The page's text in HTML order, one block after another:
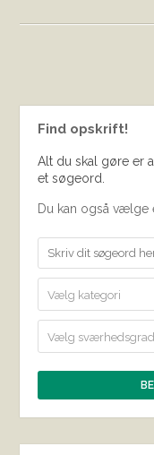
Find opskrift!
Alt du skal gøre er
et søgeord.
Du kan også vælge
Vælg kategori
Vælg sværhedsgrad